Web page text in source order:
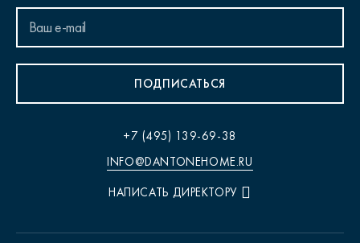
ПОДПИСАТЬСЯ
+7 (495) 139-69-38
INFO@DANTONEHOME.RU
НАПИСАТЬ ДИРЕКТОРУ